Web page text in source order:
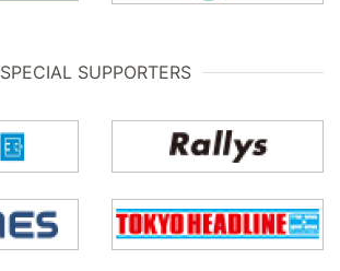
SPECIAL SUPPORTERS